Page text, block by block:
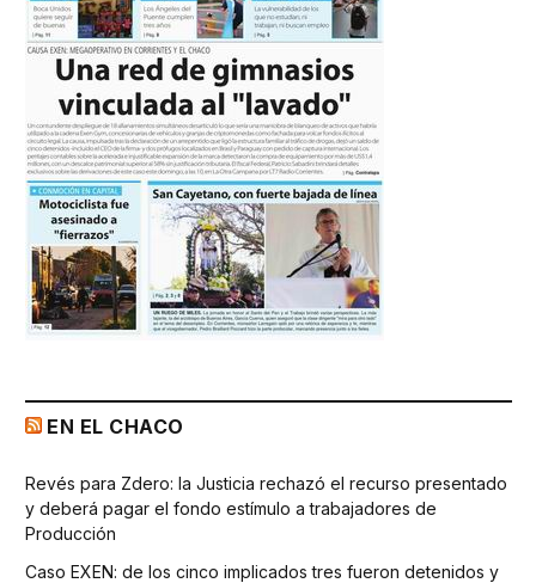
EN EL CHACO
Revés para Zdero: la Justicia rechazó el recurso presentado
y deberá pagar el fondo estímulo a trabajadores de
Producción
Caso EXEN: de los cinco implicados tres fueron detenidos y